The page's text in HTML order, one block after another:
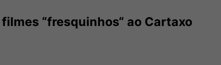
“fresquinhos“ ao Cartaxo